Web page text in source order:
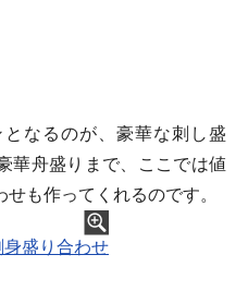
なるのが、豪華な刺し盛
華舟盛りまで、ここでは値
も作ってくれるのです。